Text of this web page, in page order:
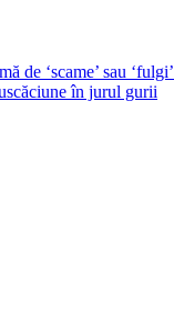
de ‘scame’ sau
în jurul gurii